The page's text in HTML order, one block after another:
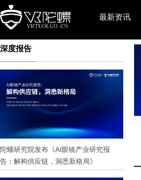
最新资讯
深度报告
陀螺研究院发布《AI眼镜产业研究报
告：解构供应链，洞悉新格局》